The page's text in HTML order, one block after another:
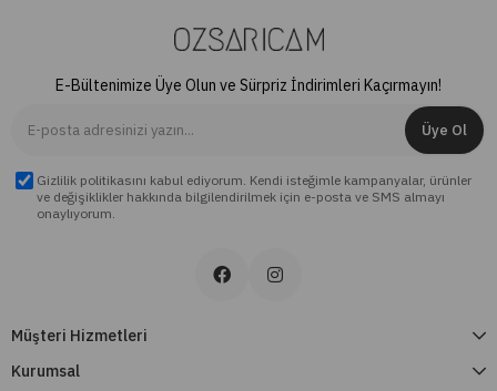
E-Bültenimize Üye Olun ve Sürpriz İndirimleri Kaçırmayın!
Üye Ol
Gizlilik politikasını kabul ediyorum. Kendi isteğimle kampanyalar, ürünler
ve değişiklikler hakkında bilgilendirilmek için e-posta ve SMS almayı
onaylıyorum.
Müşteri Hizmetleri
Kurumsal